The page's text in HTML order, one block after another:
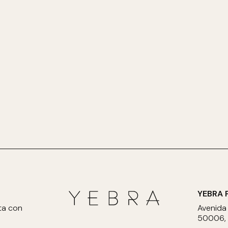
con
YEBRA
50006,